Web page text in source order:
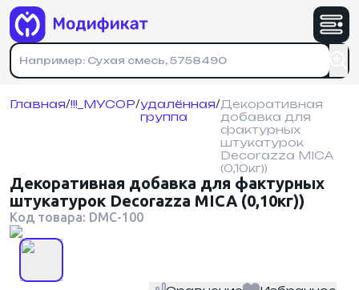
Номер телефона
Физическое лицо Юридическое лицо
Номер телефона*
На указанный номер придет код подтверждения
Отправляя форму, вы соглашаетесь с
политикой конфиденциальности.
Войти
Имя *
Номер телефона*
Адрес доставки *
Кол-во товара
Главная/!!!_МУСОР/удалённая
группа
/Декоративная
добавка для
фактурных
штукатурок
Decorazza MICA
(0,10кг))
Декоративная добавка для фактурных
штукатурок Decorazza MICA (0,10кг))
Код товара: DMC-100